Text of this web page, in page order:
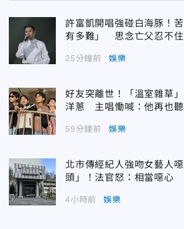
許富凱開唱強碰白海豚！
有多難」 思念亡父忍不住
25分鐘前 娛樂
好友突離世！「溫室雜草
洋蔥 主唱慟喊：他再也聽
59分鐘前 娛樂
北市傳經紀人強吻女藝人
頭」！法官怒：相當噁心
4小時前 娛樂